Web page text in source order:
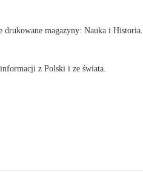
magazyny: Nauka i Historia.
z Polski i ze świata.